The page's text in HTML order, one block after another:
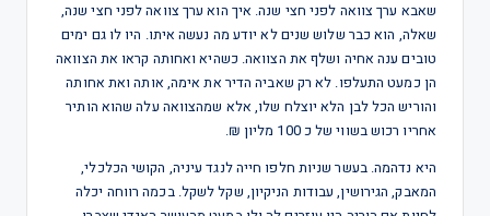
שאבא ערך צוואה לפני חצי שנה. איך הוא ערך צוואה לפני חצי שנה,
שאלה, הוא כבר שלוש שנים לא יודע מה נעשה איתו. היו לו גם ימים
טובים ענה אחיה ושלף את הצוואה. כשהיא ואחותה קראו את הצוואה
הן כמעט התעלפו. לא רק שאביה הדיר את אימה, אותה ואת אחותה
והוריש הכל לבן הלא יוצלח שלו, אלא שמהצוואה עלה שהוא הותיר
אחריו רכוש בשווי של כ 100 מליון ₪.
היא נדהמה. בעשר שניות חלפו חייה לנגד עיניה, הקושי הכלכלי,
המאבק, הגירושין, עבודות הניקיון, שקל לשקל. בכמה רווחה יכלה